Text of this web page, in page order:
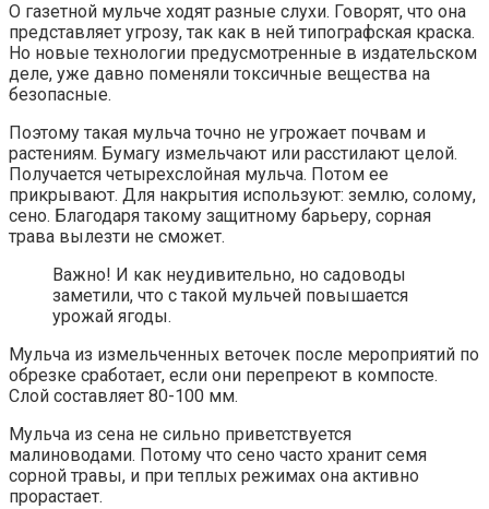
О газетной мульче ходят разные слухи. Говорят, что она
представляет угрозу, так как в ней типографская краска.
Но новые технологии предусмотренные в издательском
деле, уже давно поменяли токсичные вещества на
безопасные.
Поэтому такая мульча точно не угрожает почвам и
растениям. Бумагу измельчают или расстилают целой.
Получается четырехслойная мульча. Потом ее
прикрывают. Для накрытия используют: землю, солому,
сено. Благодаря такому защитному барьеру, сорная
трава вылезти не сможет.
Важно! И как неудивительно, но садоводы
заметили, что с такой мульчей повышается
урожай ягоды.
Мульча из измельченных веточек после мероприятий по
обрезке сработает, если они перепреют в компосте.
Слой составляет 80-100 мм.
Мульча из сена не сильно приветствуется
малиноводами. Потому что сено часто хранит семя
сорной травы, и при теплых режимах она активно
прорастает.